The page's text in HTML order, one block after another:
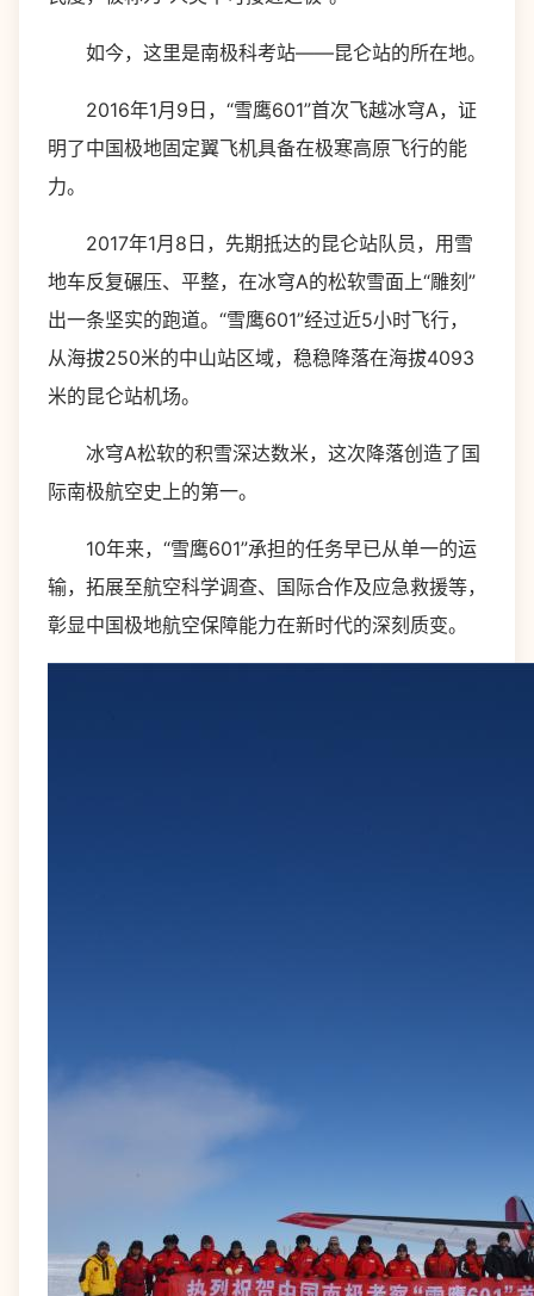
如今，这里是南极科考站——昆仑站的所在地。
2016年1月9日，“雪鹰601”首次飞越冰穹A，证
明了中国极地固定翼飞机具备在极寒高原飞行的能
力。
2017年1月8日，先期抵达的昆仑站队员，用雪
地车反复碾压、平整，在冰穹A的松软雪面上“雕刻”
出一条坚实的跑道。“雪鹰601”经过近5小时飞行，
从海拔250米的中山站区域，稳稳降落在海拔4093
米的昆仑站机场。
冰穹A松软的积雪深达数米，这次降落创造了国
际南极航空史上的第一。
10年来，“雪鹰601”承担的任务早已从单一的运
输，拓展至航空科学调查、国际合作及应急救援等，
彰显中国极地航空保障能力在新时代的深刻质变。